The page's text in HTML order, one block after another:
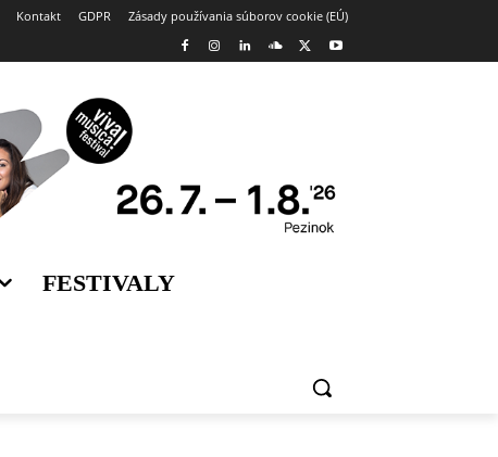
Kontakt GDPR Zásady používania súborov cookie (EÚ)
FESTIVALY